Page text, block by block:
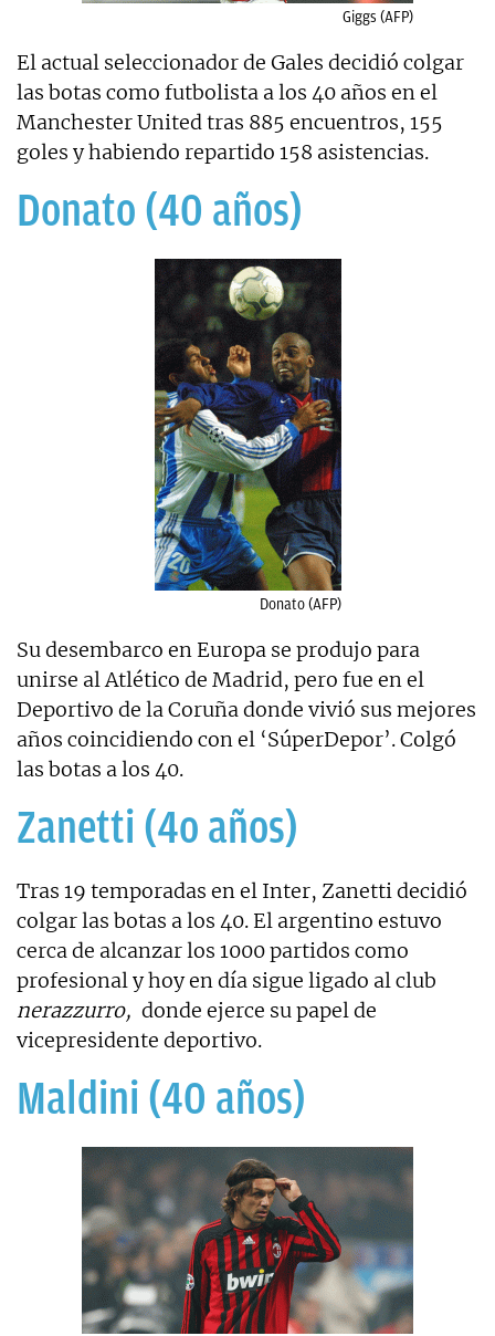
Giggs (AFP)
El actual seleccionador de Gales decidió colgar
las botas como futbolista a los 40 años en el
Manchester United tras 885 encuentros, 155
goles y habiendo repartido 158 asistencias.
Donato (40 años)
Donato (AFP)
Su desembarco en Europa se produjo para
unirse al Atlético de Madrid, pero fue en el
Deportivo de la Coruña donde vivió sus mejores
años coincidiendo con el ‘SúperDepor’. Colgó
las botas a los 40.
Zanetti (4o años)
Tras 19 temporadas en el Inter, Zanetti decidió
colgar las botas a los 40. El argentino estuvo
cerca de alcanzar los 1000 partidos como
profesional y hoy en día sigue ligado al club
nerazzurro, donde ejerce su papel de
vicepresidente deportivo.
Maldini (40 años)